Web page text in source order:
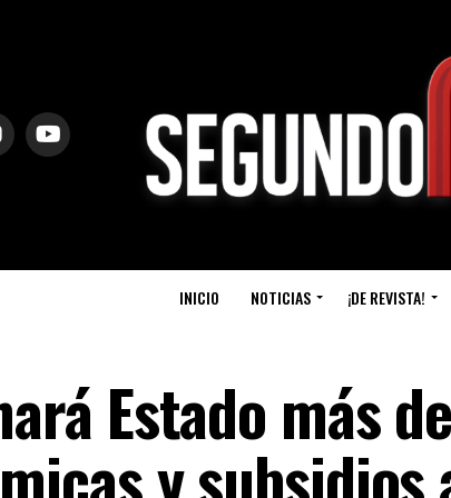
INICIO NOTICIAS ¡DE REVISTA!
Estado más
y subsidios